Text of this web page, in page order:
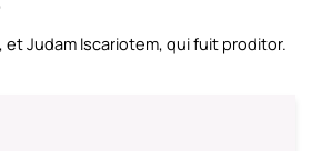
et Judam Iscariotem, qui fuit proditor.